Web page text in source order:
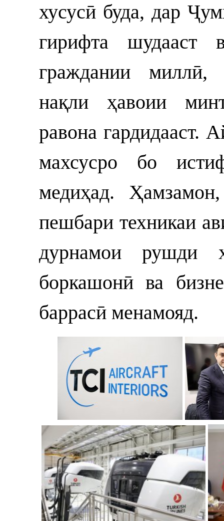
хусусӣ буда, дар
гирифта шудааст
граждании миллӣ,
нақли ҳавоии
равона гардидааст.
махсусро бо
медиҳад.
пешбари техникаи
дурнамои рушди
боркашонӣ ва
баррасӣ менамояд.